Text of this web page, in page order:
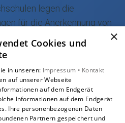
legen die
für die Anerkennung von
gehören auch die inhaltliche×
Cookies und
in unseren: Impressum • Kontakt
auf unserer Webseite
auf dem Endgerät
Informationen auf dem Endgerät
Ihre personenbezogenen Daten
Partnern gespeichert und